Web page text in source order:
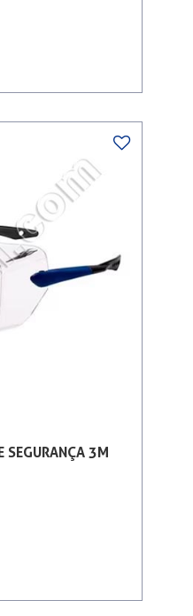
SEGURANÇA 3M